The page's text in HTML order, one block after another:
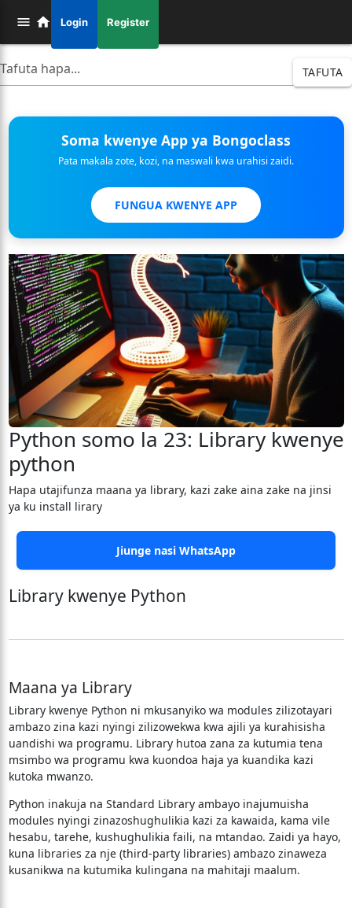
Login Register
TAFUTA
Soma kwenye App ya Bongoclass
Pata makala zote, kozi, na maswali kwa urahisi zaidi.
FUNGUA KWENYE APP
Python somo la 23: Library kwenye
python
Hapa utajifunza maana ya library, kazi zake aina zake na jinsi
ya ku install lirary
Jiunge nasi WhatsApp
Library kwenye Python
Maana ya Library
Library kwenye Python ni mkusanyiko wa modules zilizotayari
ambazo zina kazi nyingi zilizowekwa kwa ajili ya kurahisisha
uandishi wa programu. Library hutoa zana za kutumia tena
msimbo wa programu kwa kuondoa haja ya kuandika kazi
kutoka mwanzo.
Python inakuja na Standard Library ambayo inajumuisha
modules nyingi zinazoshughulikia kazi za kawaida, kama vile
hesabu, tarehe, kushughulikia faili, na mtandao. Zaidi ya hayo,
kuna libraries za nje (third-party libraries) ambazo zinaweza
kusanikwa na kutumika kulingana na mahitaji maalum.